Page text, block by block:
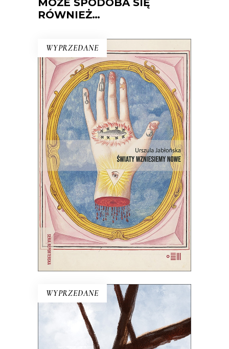
MOŻE SPODOBA SIĘ
RÓWNIEŻ…
WYPRZEDANE
ŚWIATY WZNIESIEMY NOWE
Wprawdzie niektórzy mówią, że świat
taki, jaki znamy, dobiega końca, ale
jednak wciąż są ludzie, którzy chcą
wymyślać go na nowo.
44.00zł 22.00zł
WYPRZEDANE